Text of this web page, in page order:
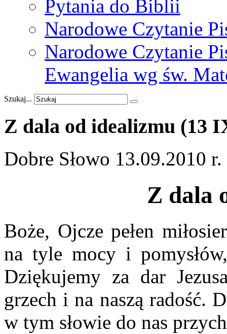
Pytania do Biblii
Narodowe Czytanie
Narodowe Czytanie
Ewangelia wg św.
Szukaj...
Z dala od idealizmu (13
Dobre Słowo 13.09.2010 r.
Z dala
Boże, Ojcze pełen
na tyle mocy i
Dziękujemy za dar
grzech i na naszą radość.
w tym słowie do nas